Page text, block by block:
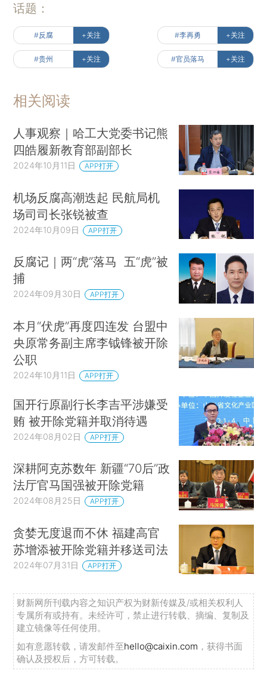
话题：
#反腐 +关注 #李再勇 +关注
#贵州 +关注 #官员落马 +关注
相关阅读
人事观察｜哈工大党委书记熊
四皓履新教育部副部长
2024年10月11日 APP打开
机场反腐高潮迭起 民航局机
场司司长张锐被查
2024年10月09日 APP打开
反腐记｜两“虎”落马 五“虎”被
捕
2024年09月30日 APP打开
本月“伏虎”再度四连发 台盟中
央原常务副主席李钺锋被开除
公职
2024年10月11日 APP打开
国开行原副行长李吉平涉嫌受
贿 被开除党籍并取消待遇
2024年08月02日 APP打开
深耕阿克苏数年 新疆“70后”政
法厅官马国强被开除党籍
2024年08月25日 APP打开
贪婪无度退而不休 福建高官
苏增添被开除党籍并移送司法
2024年07月31日 APP打开
财新网所刊载内容之知识产权为财新传媒及/或相关权利人
专属所有或持有。未经许可，禁止进行转载、摘编、复制及
建立镜像等任何使用。
如有意愿转载，请发邮件至hello@caixin.com ，获得书面
确认及授权后，方可转载。